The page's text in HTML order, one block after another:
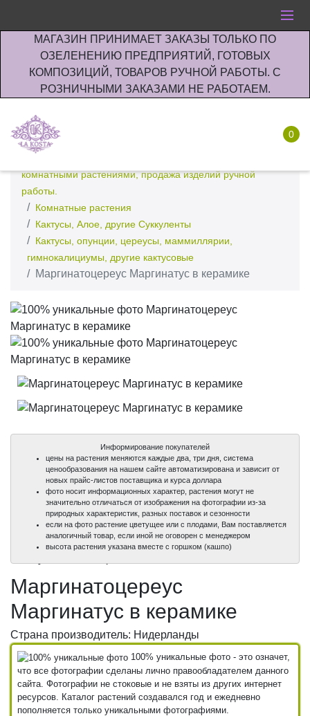
МАГАЗИН ПРИНИМАЕТ ЗАКАЗЫ ТОЛЬКО ПО
ОЗЕЛЕНЕНИЮ ПРЕДПРИЯТИЙ, ГОТОВЫХ
КОМПОЗИЦИЙ, ТОВАРОВ РУЧНОЙ РАБОТЫ. С
РОЗНИЧНЫМИ ЗАКАЗАМИ НЕ РАБОТАЕМ.
0
комнатными растениями, продажа изделий ручной
работы.
Комнатные растения
Кактусы, Алое, другие Суккуленты
Кактусы, опунции, цереусы, маммиллярии,
гимнокалициумы, другие кактусовые
Маргинатоцереус Маргинатус в керамике
100%
100%
Информирование покупателей
цены на растения меняются каждые два, три дня, система
ценообразования на нашем сайте автоматизирована и зависит от
новых прайс-листов поставщика и курса доллара
фото носит информационных характер, растения могут не
значительно отличаться от изображения на фотографии из-за
природных характеристик, разных поставок и сезонности
если на фото растение цветущее или с плодами, Вам поставляется
аналогичный товар, если иной не оговорен с менеджером
высота растения указана вместе с горшком (кашпо)
Маргинатоцереус
Маргинатус в керамике
Страна производитель: Нидерланды
100% уникальные фото - это означет,
что все фотографии сделаны лично правообладателем данного
сайта. Фотографии не стоковые и не взяты из других интернет
ресурсов. Каталог растений создавался год и ежедневно
пополняется только уникальными фотографиями.